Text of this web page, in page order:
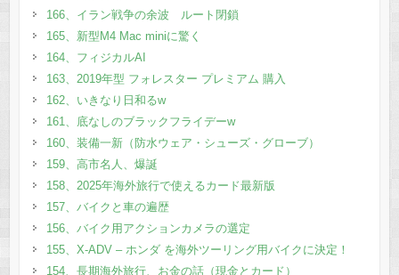
166、イラン戦争の余波 ルート閉鎖
165、新型M4 Mac miniに驚く
164、フィジカルAI
163、2019年型 フォレスター プレミアム 購入
162、いきなり日和るw
161、底なしのブラックフライデーw
160、装備一新（防水ウェア・シューズ・グローブ）
159、高市名人、爆誕
158、2025年海外旅行で使えるカード最新版
157、バイクと車の遍歴
156、バイク用アクションカメラの選定
155、X-ADV – ホンダ を海外ツーリング用バイクに決定！
154、長期海外旅行、お金の話（現金とカード）